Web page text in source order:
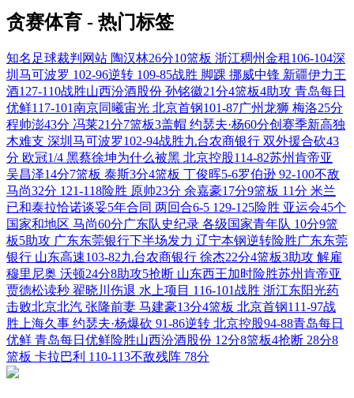
贪赛体育 - 热门标签
知名足球裁判网站 陶汉林26分10篮板 浙江稠州金租106-104深
圳马可波罗 102-96逆转 109-85战胜 脚踝 挪威中锋 新疆伊力王
酒127-110战胜山西汾酒股份 孙铭徽21分4篮板4助攻 青岛每日
优鲜117-101南京同曦宙光 北京首钢101-87广州龙狮 梅洛25分
程帅澎43分 冯莱21分7篮板3盖帽 约瑟夫·杨60分创赛季新高独
木难支 深圳马可波罗102-94战胜九台农商银行 双外援合砍43
分 欧冠1/4 黑蔡徐坤为什么被黑 北京控股114-82苏州肯帝亚
吴昌泽14分7篮板 泰斯3分4篮板 丁俊晖5-6罗伯逊 92-100不敌
马尚32分 121-118险胜 原帅23分 余嘉豪17分9篮板 11分 米兰
已和泰拉恰诺谈妥5年合同 两回合6-5 129-125险胜 亚运会45个
国家和地区 马尚60分广东队史纪录 各级国家青年队 10分9篮
板5助攻 广东东莞银行下半场发力 辽宁本钢逆转险胜广东东莞
银行 山东高速103-82九台农商银行 徐杰22分4篮板3助攻 解雇
穆里尼奥 沃顿24分8助攻5抢断 山东西王加时险胜苏州肯帝亚
贾德松读秒 翟晓川伤退 水上项目 116-101战胜 浙江东阳光药
击败北京北汽 张隆前妻 马建豪13分4篮板 北京首钢111-97战
胜上海久事 约瑟夫·杨爆砍 91-86逆转 北京控股94-88青岛每日
优鲜 青岛每日优鲜险胜山西汾酒股份 12分8篮板4抢断 28分8
篮板 卡拉巴利 110-113不敌残阵 78分